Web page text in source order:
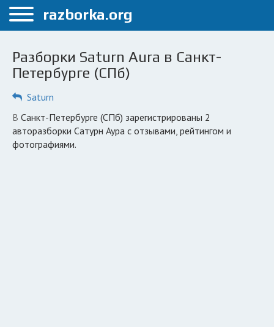
Меню
Санкт-Петербург
Автосервисы
Разборки Saturn Aura в Санкт-
Петербурге (СПб)
Saturn
в Санкт-Петербурге (СПб) зарегистрированы 2
авторазборки Сатурн Аура с отзывами, рейтингом и
фотографиями.
razborka.org